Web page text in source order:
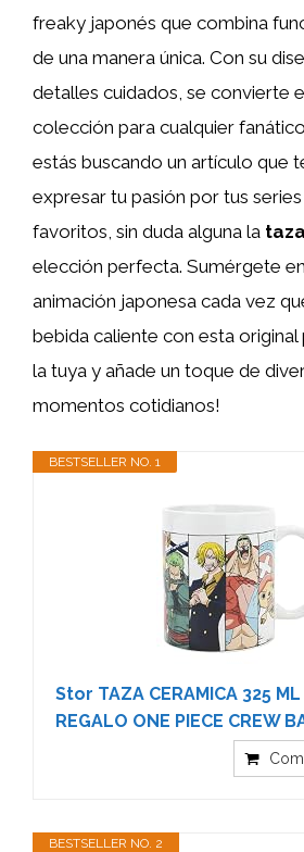
freaky japonés que combina
de una manera única. Con su
detalles cuidados, se convierte
colección para cualquier
estás buscando un artículo que
expresar tu pasión por tus
favoritos, sin duda alguna la
elección perfecta. Sumérgete
animación japonesa cada vez
bebida caliente con esta original
la tuya y añade un toque de
momentos cotidianos!
BESTSELLER NO. 1
Stor TAZA CERAMICA 325 ML
REGALO ONE PIECE CREW
BESTSELLER NO. 2